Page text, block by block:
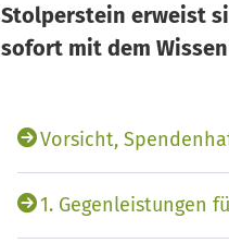
Stolperstein erweist
sofort mit dem
Vorsicht,
1. Gegenleistungen